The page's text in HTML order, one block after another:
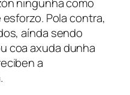
Pola contra,
aínda sendo
coa axuda dunha
a